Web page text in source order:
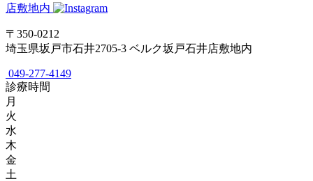
店敷地内
〒350-0212
埼玉県坂戸市石井2705-3 ベルク坂戸石井店敷地内
049-277-4149
診療時間
月
火
水
木
金
土